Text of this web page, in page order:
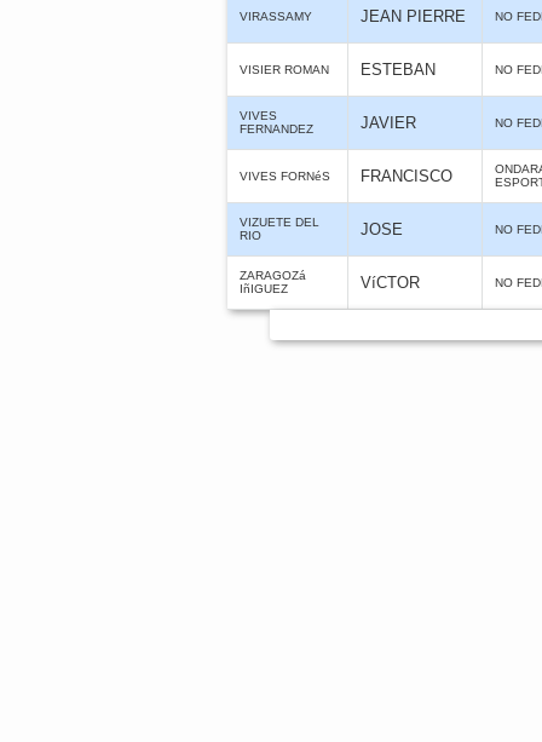
VIRASSAMY JEAN PIERRE NO
VISIER ROMAN ESTEBAN NO
VIVES
FERNANDEZ
JAVIER NO
VIVES FORNéS FRANCISCO
VIZUETE DEL
RIO
JOSE NO
ZARAGOZá
IñIGUEZ
VíCTOR NO